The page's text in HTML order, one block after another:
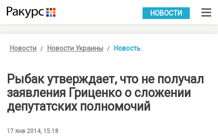
УКР РУС
НОВОСТИ
Новости Новости Украины Новость
Рыбак утверждает, что не получал
заявления Гриценко о сложении
депутатских полномочий
17 янв 2014, 15:18